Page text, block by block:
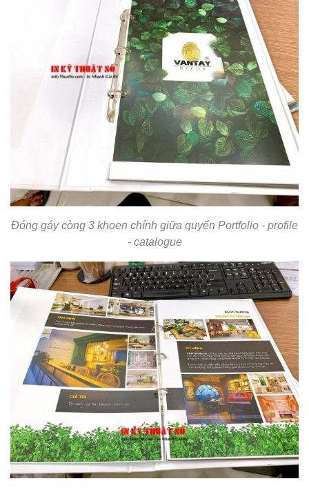
Đóng gáy còng 3 khoen chính giữa quyển Portfolio - profile
- catalogue